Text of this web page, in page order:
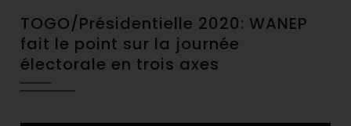
TOGO/Présidentielle 2020: WANEP
fait le point sur la journée
électorale en trois axes